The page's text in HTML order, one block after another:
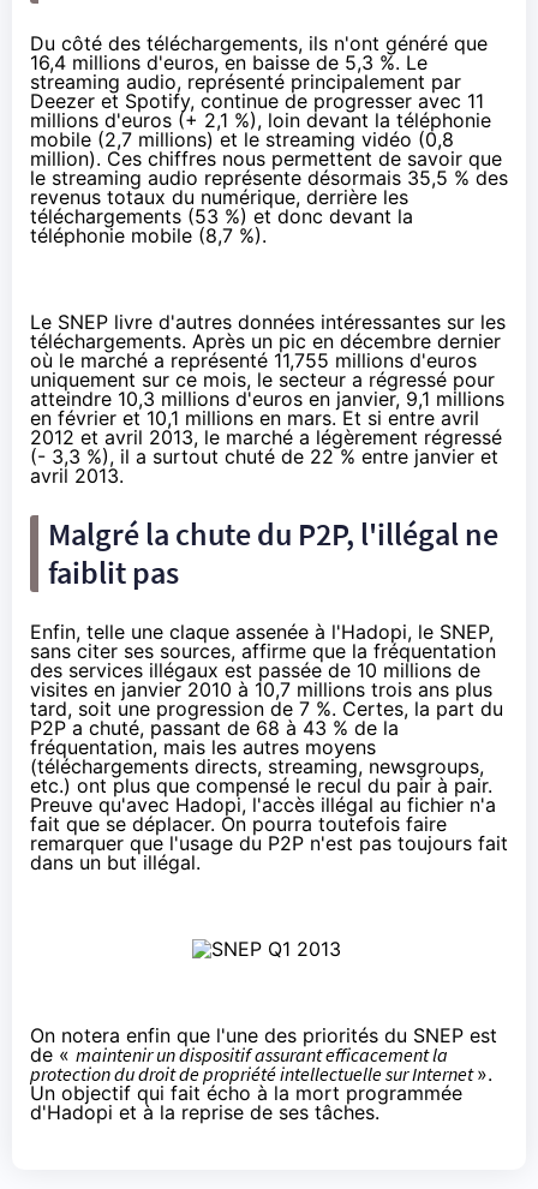
Du côté des téléchargements, ils n'ont généré que
16,4 millions d'euros, en baisse de 5,3 %. Le
streaming audio, représenté principalement par
Deezer et Spotify, continue de progresser avec 11
millions d'euros (+ 2,1 %), loin devant la téléphonie
mobile (2,7 millions) et le streaming vidéo (0,8
million). Ces chiffres nous permettent de savoir que
le streaming audio représente désormais 35,5 % des
revenus totaux du numérique, derrière les
téléchargements (53 %) et donc devant la
téléphonie mobile (8,7 %).
Le SNEP livre d'autres données intéressantes sur les
téléchargements. Après un pic en décembre dernier
où le marché a représenté 11,755 millions d'euros
uniquement sur ce mois, le secteur a régressé pour
atteindre 10,3 millions d'euros en janvier, 9,1 millions
en février et 10,1 millions en mars. Et si entre avril
2012 et avril 2013, le marché a légèrement régressé
(- 3,3 %), il a surtout chuté de 22 % entre janvier et
avril 2013.
Malgré la chute du P2P, l'illégal ne
faiblit pas
Enfin, telle une claque assenée à l'Hadopi, le SNEP,
sans citer ses sources, affirme que la fréquentation
des services illégaux est passée de 10 millions de
visites en janvier 2010 à 10,7 millions trois ans plus
tard, soit une progression de 7 %. Certes, la part du
P2P a chuté, passant de 68 à 43 % de la
fréquentation, mais les autres moyens
(téléchargements directs, streaming, newsgroups,
etc.) ont plus que compensé le recul du pair à pair.
Preuve qu'avec Hadopi, l'accès illégal au fichier n'a
fait que se déplacer. On pourra toutefois faire
remarquer que l'usage du P2P n'est pas toujours fait
dans un but illégal.
On notera enfin que l'une des priorités du SNEP est
de « maintenir un dispositif assurant efficacement la
protection du droit de propriété intellectuelle sur Internet».
Un objectif qui fait écho à la mort programmée
d'Hadopi et à la reprise de ses tâches.